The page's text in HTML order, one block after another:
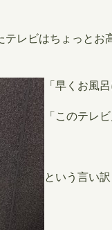
レビはちょっと
「早くお風
「このテレ
という言い